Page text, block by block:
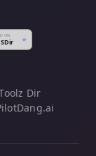
Dir
Dang.ai